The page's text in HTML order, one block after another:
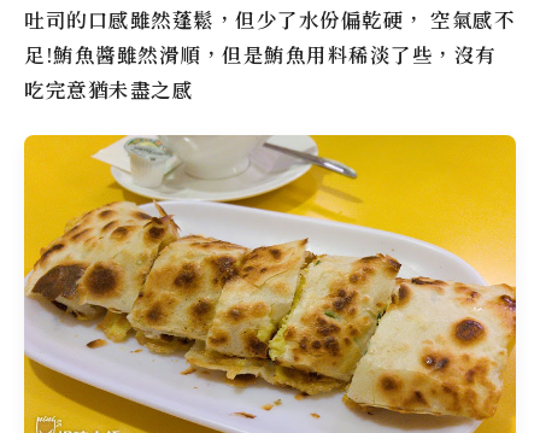
吐司的口感雖然蓬鬆，但少了水份偏乾硬， 空氣感不
足!鮪魚醬雖然滑順，但是鮪魚用料稀淡了些，沒有
吃完意猶未盡之感